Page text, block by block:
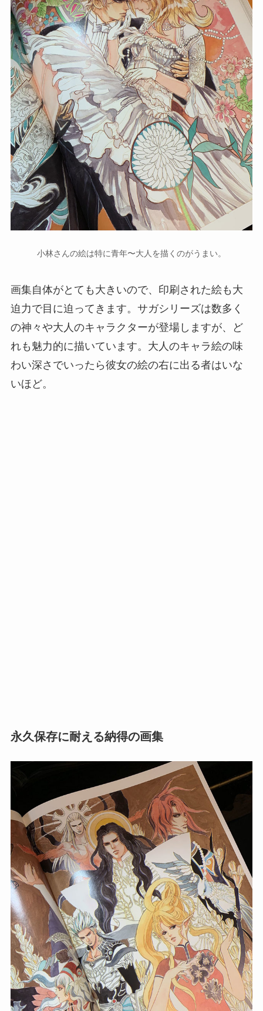
小林さんの絵は特に青年〜大人を描くのがうまい。
画集自体がとても大きいので、印刷された絵も大
迫力で目に迫ってきます。サガシリーズは数多く
の神々や大人のキャラクターが登場しますが、ど
れも魅力的に描いています。大人のキャラ絵の味
わい深さでいったら彼女の絵の右に出る者はいな
いほど。
永久保存に耐える納得の画集